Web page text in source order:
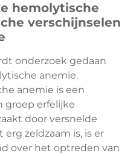
hemolytische
verschijnselen
onderzoek gedaan
anemie.
anemie is een
groep erfelijke
door versnelde
zeldzaam is, is er
over het optreden van